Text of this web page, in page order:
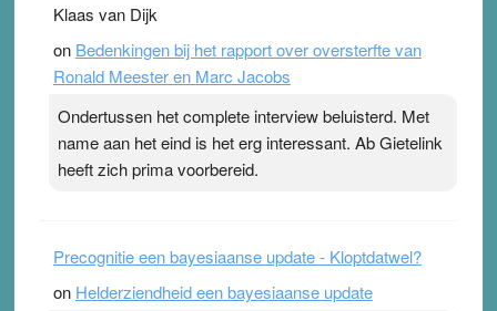
topsporters. Ze hopen ermee hun hartslag te verlagen
terwijl ze meer zuurstof opnemen. Daarop heeft zo’n
pleister geen effect. Maar het gevoel ‘makkelijker te
Pleisterplakkers in de topspsort ›[...]
Klaas van Dijk
on Bedenkingen bij het rapport over oversterfte van
Ronald Meester en Marc Jacobs
Ondertussen het complete interview beluisterd. Met
name aan het eind is het erg interessant. Ab Gietelink
heeft zich prima voorbereid.
Precognitie een bayesiaanse update - Kloptdatwel?
on Helderziendheid een bayesiaanse update